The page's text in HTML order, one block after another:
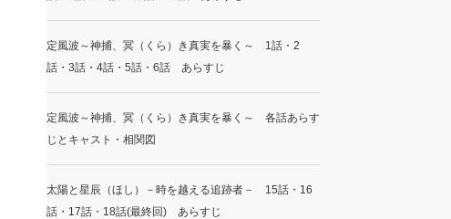
定風波～神捕、冥（くら）き真実を暴く～ 1話・2
話・3話・4話・5話・6話 あらすじ
定風波～神捕、冥（くら）き真実を暴く～ 各話あらす
じとキャスト・相関図
太陽と星辰（ほし）－時を越える追跡者－ 15話・16
話・17話・18話(最終回) あらすじ